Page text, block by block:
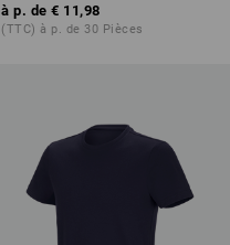
à p. de € 11,98
(TTC) à p. de 30 Pièces